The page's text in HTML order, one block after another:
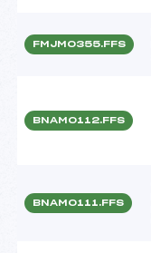
FMJM0355.FFS
BNAM0112.FFS
BNAM0111.FFS